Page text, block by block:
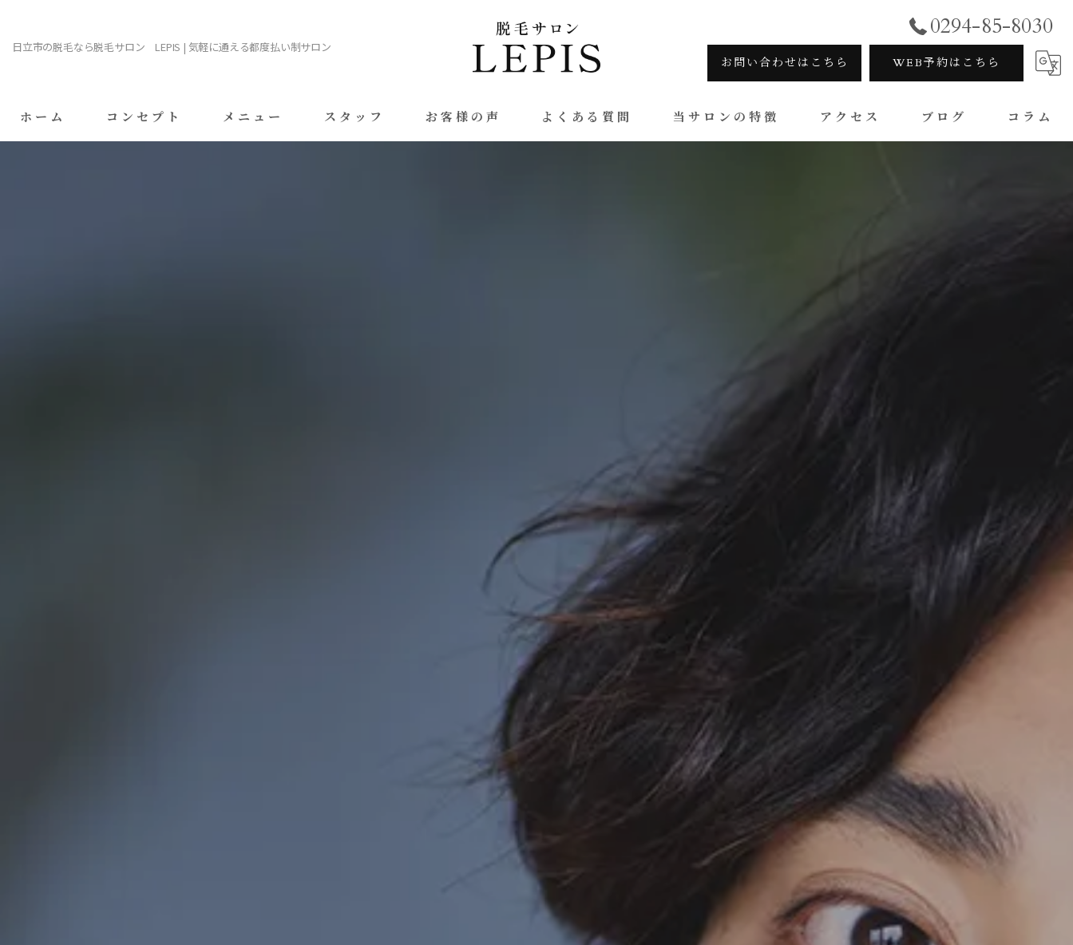
日立市の脱毛なら脱毛サロン LEPIS | 気軽に通える都度払い制サロン
0294-85-8030
お問い合わせはこちら WEB予約はこちら
ホーム コンセプト メニュー スタッフ お客様の声 よくある質問 当サロンの特徴 アクセス ブログ コラム